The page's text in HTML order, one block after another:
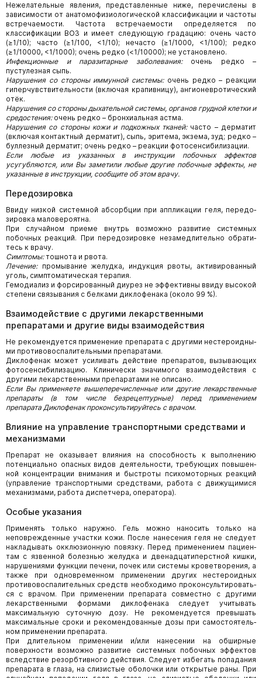
Нежелательные явления, представленные ниже, перечислены в
зависимости от анатомофизиологической классификации и частоты
встречаемости. Частота встречаемости определяется по
классификации ВОЗ и имеет следующую градацию: очень часто
(≥1/10); часто (≥1/100, <1/10); нечасто (≥1/1000, <1/100); редко
(≥1/10000, <1/1000); очень редко (<1/10000); не установлено.
Инфекционные и паразитарные заболевания: очень редко –
пустулезная сыпь.
Нарушения со стороны иммунной системы: очень редко – реакции
гиперчувствительности (включая крапивницу), ангионев­ротический
отёк.
Нарушения со стороны дыхательной системы, органов грудной клетки и
средостения: очень редко – бронхиальная астма.
Нарушения со стороны кожи и подкожных тканей:часто – дерма­тит
(включая контактный дерматит), сыпь, эритема, экзема, зуд; редко –
буллезный дерматит; очень редко – реакции фотосенсибилизации.
Если любые из указанных в инструкции побочных эффектов
усугубляются, или Вы заметили любые другие побочные эффек­ты, не
указанные в инструкции, сообщите об этом врачу.
Передозировка
Ввиду низкой системной абсорбции при аппликации геля, передо­
зировка маловероятна.
При случайном приеме внутрь возможно развитие системных
побочных реакций. При передозировке незамедлительно обрати­
тесь к врачу.
Симптомы:тошнота и рвота.
Лечение: промывание желудка, индукция рвоты, активированный
уголь, симптоматическая терапия.
Гемодиализ и форсированный диурез не эффективны ввиду высокой
степени связывания с белками диклофенака (около 99 %).
Взаимодействие с другими лекарственными
препаратами и другие виды взаимодействия
Не рекомендуется применение препарата с другими нестероидны­
ми противовоспалительными препаратами.
Диклофенак может усиливать действие препаратов, вызывающих
фотосенсибилизацию. Клинически значимого взаимодействия с
другими лекарственными препаратами не описано.
Если Вы применяете вышеперечисленные или другие лекарственные
препараты (в том числе безрецептурные) перед применением
препарата Диклофенак проконсультируйтесь с врачом.
Влияние на управление транспортными средствами и
механизмами
Препарат не оказывает влияния на способность к выполнению
потенциально опасных видов деятельности, требующих повышен­
ной концентрации внимания и быстроты психомоторных реакций
(управление транспортными средствами, работа с движущимися
механизмами, работа диспетчера, оператора).
Особые указания
Применять только наружно. Гель можно наносить только на
неповрежденные участки кожи. После нанесения геля не следует
накладывать окклюзионную повязку. Перед применением пациен­
там с язвенной болезнью желудка и двенадцатиперстной кишки,
нарушениями функции печени, почек или системы кроветворения, а
также при одновременном применении других нестероидных
противовоспалительных средств необходимо проконсультировать­
ся с врачом. При применении препарата совместно с другими
лекарственными формами диклофенака следует учитывать
максимальную суточную дозу. Не рекомендуется превышать
максимальные сроки и рекомендованные дозы при самостоятель­
ном применении препарата.
При длительном применении и/или нанесении на обширные
поверхности возможно развитие системных побочных эффектов
вследствие резорбтивного действия. Следует избегать попадания
препарата в глаза, на слизистые оболочки или открытые раны. При